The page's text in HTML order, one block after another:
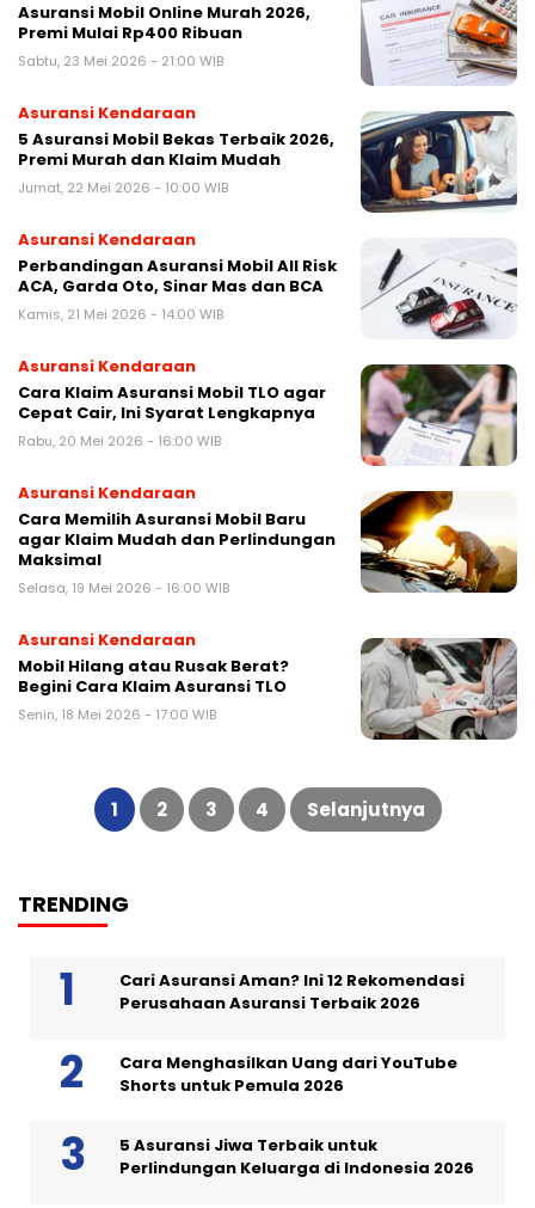
Asuransi Mobil Online Murah 2026,
Premi Mulai Rp400 Ribuan
Sabtu, 23 Mei 2026 - 21:00 WIB
Asuransi Kendaraan
5 Asuransi Mobil Bekas Terbaik 2026,
Premi Murah dan Klaim Mudah
Jumat, 22 Mei 2026 - 10:00 WIB
Asuransi Kendaraan
Perbandingan Asuransi Mobil All Risk
ACA, Garda Oto, Sinar Mas dan BCA
Kamis, 21 Mei 2026 - 14:00 WIB
Asuransi Kendaraan
Cara Klaim Asuransi Mobil TLO agar
Cepat Cair, Ini Syarat Lengkapnya
Rabu, 20 Mei 2026 - 16:00 WIB
Asuransi Kendaraan
Cara Memilih Asuransi Mobil Baru
agar Klaim Mudah dan Perlindungan
Maksimal
Selasa, 19 Mei 2026 - 16:00 WIB
Asuransi Kendaraan
Mobil Hilang atau Rusak Berat?
Begini Cara Klaim Asuransi TLO
Senin, 18 Mei 2026 - 17:00 WIB
Paginasi
1 2 3 4 Selanjutnya
TRENDING
Cari Asuransi Aman? Ini 12 Rekomendasi
Perusahaan Asuransi Terbaik 2026
Cara Menghasilkan Uang dari YouTube
Shorts untuk Pemula 2026
5 Asuransi Jiwa Terbaik untuk
Perlindungan Keluarga di Indonesia 2026